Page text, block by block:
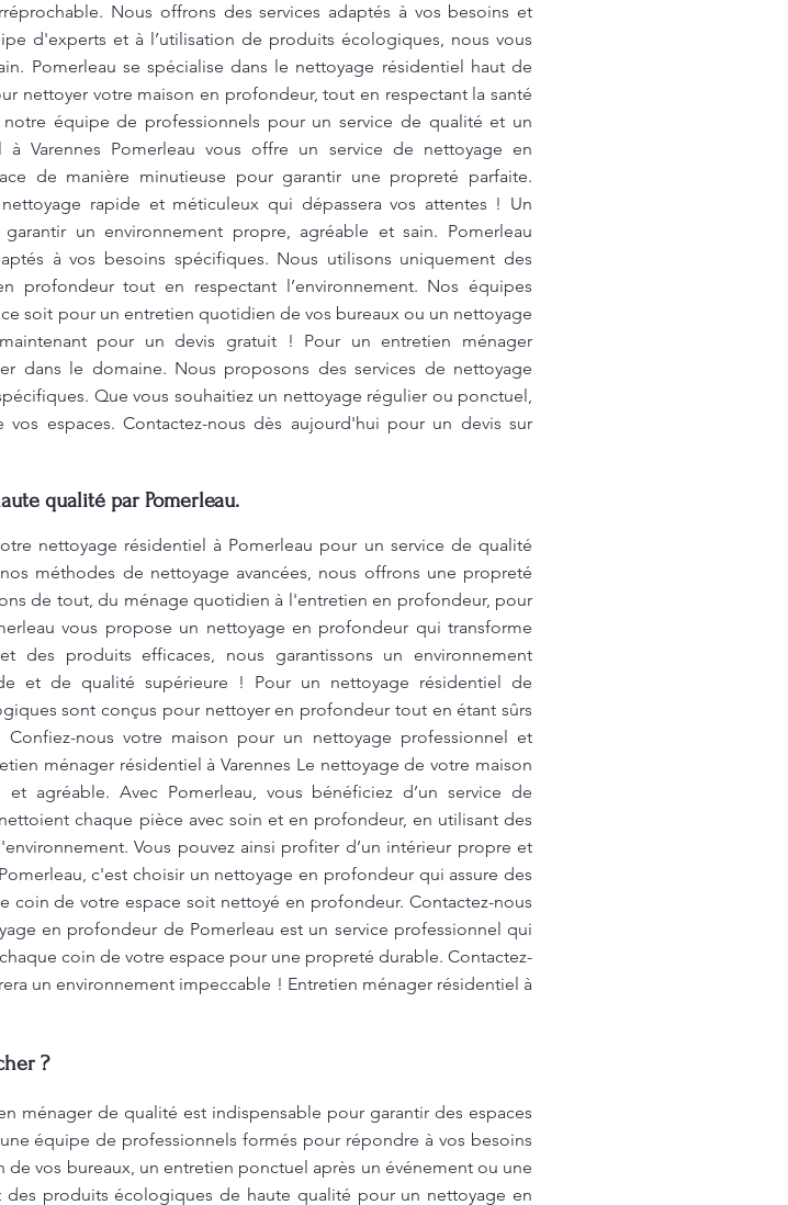
Nous offrons des services adaptés à vos besoins et
d'experts et à l’utilisation de produits écologiques, nous vous
Pomerleau se spécialise dans le nettoyage résidentiel haut de
nettoyer votre maison en profondeur, tout en respectant la santé
équipe de professionnels pour un service de qualité et un
à Varennes Pomerleau vous offre un service de nettoyage en
de manière minutieuse pour garantir une propreté parfaite.
rapide et méticuleux qui dépassera vos attentes ! Un
un environnement propre, agréable et sain. Pomerleau
à vos besoins spécifiques. Nous utilisons uniquement des
profondeur tout en respectant l’environnement. Nos équipes
soit pour un entretien quotidien de vos bureaux ou un nettoyage
pour un devis gratuit ! Pour un entretien ménager
dans le domaine. Nous proposons des services de nettoyage
Que vous souhaitiez un nettoyage régulier ou ponctuel,
espaces. Contactez-nous dès aujourd'hui pour un devis sur
qualité par Pomerleau.
nettoyage résidentiel à Pomerleau pour un service de qualité
méthodes de nettoyage avancées, nous offrons une propreté
de tout, du ménage quotidien à l'entretien en profondeur, pour
vous propose un nettoyage en profondeur qui transforme
des produits efficaces, nous garantissons un environnement
et de qualité supérieure ! Pour un nettoyage résidentiel de
sont conçus pour nettoyer en profondeur tout en étant sûrs
nous votre maison pour un nettoyage professionnel et
ménager résidentiel à Varennes Le nettoyage de votre maison
agréable. Avec Pomerleau, vous bénéficiez d’un service de
chaque pièce avec soin et en profondeur, en utilisant des
Vous pouvez ainsi profiter d’un intérieur propre et
c'est choisir un nettoyage en profondeur qui assure des
coin de votre espace soit nettoyé en profondeur. Contactez-nous
en profondeur de Pomerleau est un service professionnel qui
coin de votre espace pour une propreté durable. Contactez-
un environnement impeccable ! Entretien ménager résidentiel à
?
ménager de qualité est indispensable pour garantir des espaces
équipe de professionnels formés pour répondre à vos besoins
vos bureaux, un entretien ponctuel après un événement ou une
des produits écologiques de haute qualité pour un nettoyage en